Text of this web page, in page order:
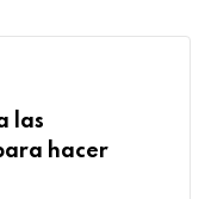
las
hacer